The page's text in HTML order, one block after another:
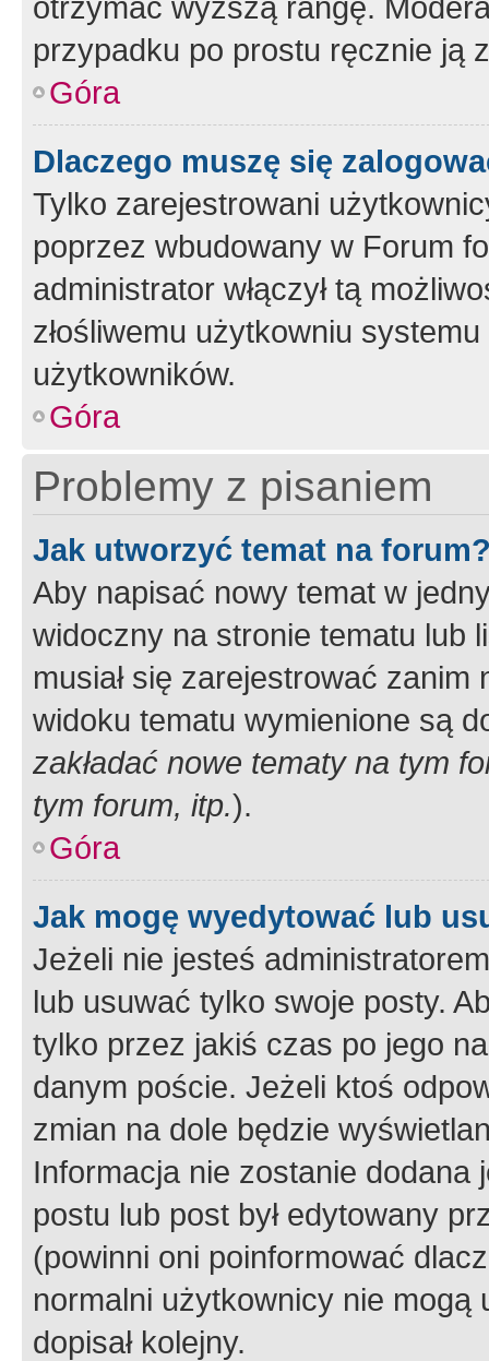
przypadku po prostu ręcznie ją
Góra
Dlaczego muszę się
Tylko zarejestrowani
poprzez wbudowany w Forum
administrator włączył tą
złośliwemu użytkowniu
użytkowników.
Góra
Problemy z pisaniem
Jak utworzyć temat na
Aby napisać nowy temat w
widoczny na stronie tematu lub
musiał się zarejestrować
widoku tematu wymienione są
zakładać nowe tematy na tym
tym forum, itp.).
Góra
Jak mogę wyedytować lub
Jeżeli nie jesteś
lub usuwać tylko swoje posty.
tylko przez jakiś czas po jego
danym poście. Jeżeli ktoś
zmian na dole będzie
Informacja nie zostanie dodana
postu lub post był edytowany
(powinni oni poinformować
normalni użytkownicy nie
dopisał kolejny.